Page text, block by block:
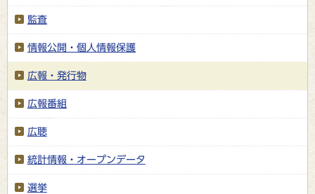
監査
情報公開・個人情報保護
広報・発行物
広報番組
広聴
統計情報・オープンデータ
選挙